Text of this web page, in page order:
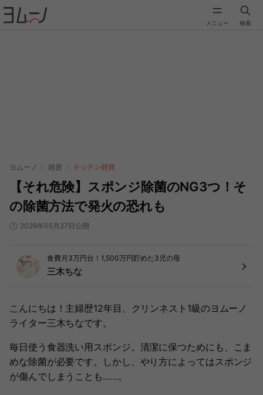
メニュー 検索
ヨムーノ 雑貨 キッチン雑貨
【それ危険】スポンジ除菌のNG3つ！そ
の除菌方法で発火の恐れも
2026年05月27日公開
食費月3万円台！1,500万円貯めた3児の母
三木ちな
こんにちは！主婦歴12年目、クリンネスト1級のヨムーノ
ライター三木ちなです。
毎日使う食器洗い用スポンジ。清潔に保つためにも、こま
めな除菌が必要です。しかし、やり方によってはスポンジ
が傷んでしまうことも……。